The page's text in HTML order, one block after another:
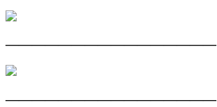
————————————————
————————————————